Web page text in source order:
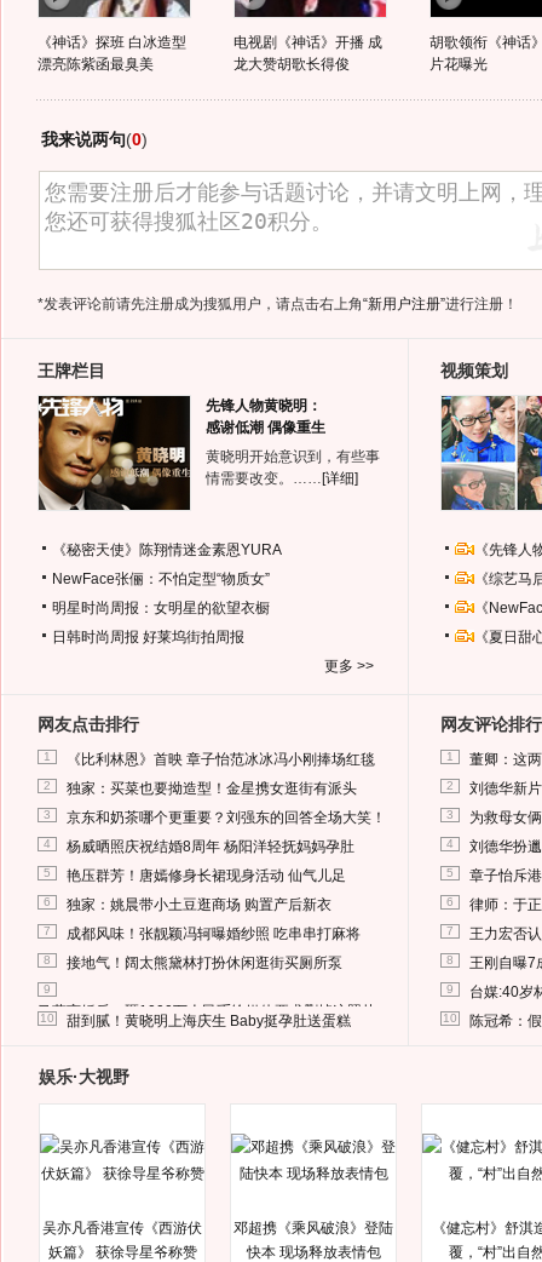
《神话》探班 白冰造型
漂亮陈紫函最臭美
电视剧《神话》开播 成
龙大赞胡歌长得俊
胡歌领衔《神话
片花曝光
我来说两句(0)
*发表评论前请先注册成为搜狐用户，请点击右上角“新用户注册”进行注册！
王牌栏目
先锋人物黄晓明：
感谢低潮 偶像重生
黄晓明开始意识到，有些事
情需要改变。…… [详细]
《秘密天使》陈翔情迷金素恩YURA
NewFace张俪：不怕定型“物质女”
明星时尚周报：女明星的欲望衣橱
日韩时尚周报 好莱坞街拍周报
更多 >>
视频策划
《先锋
《综艺
《
《夏日
网友点击排行
1 《比利林恩》首映 章子怡范冰冰冯小刚捧场红毯
2 独家：买菜也要拗造型！金星携女逛街有派头
3 京东和奶茶哪个更重要？刘强东的回答全场大笑！
4 杨威晒照庆祝结婚8周年 杨阳洋轻抚妈妈孕肚
5 艳压群芳！唐嫣修身长裙现身活动 仙气儿足
6 独家：姚晨带小土豆逛商场 购置产后新衣
7 成都风味！张靓颖冯轲曝婚纱照 吃串串打麻将
8 接地气！阔太熊黛林打扮休闲逛街买厕所泵
9
马蓉离婚后，砸1000万人民币给媒体要求删掉这照片
10 甜到腻！黄晓明上海庆生 Baby挺孕肚送蛋糕
网友评论排行
1 董卿：这
2 刘德华新
3 为救母女
4 刘德华扮
5 章子怡斥
6 律师：于
7 王力宏否
8 王刚自曝7
9 台媒:40岁
10 陈冠希：
娱乐·大视野
吴亦凡香港宣传《西游伏
妖篇》 获徐导星爷称赞
邓超携《乘风破浪》登陆
快本 现场释放表情包
《健忘村》舒淇
覆，“村”出自